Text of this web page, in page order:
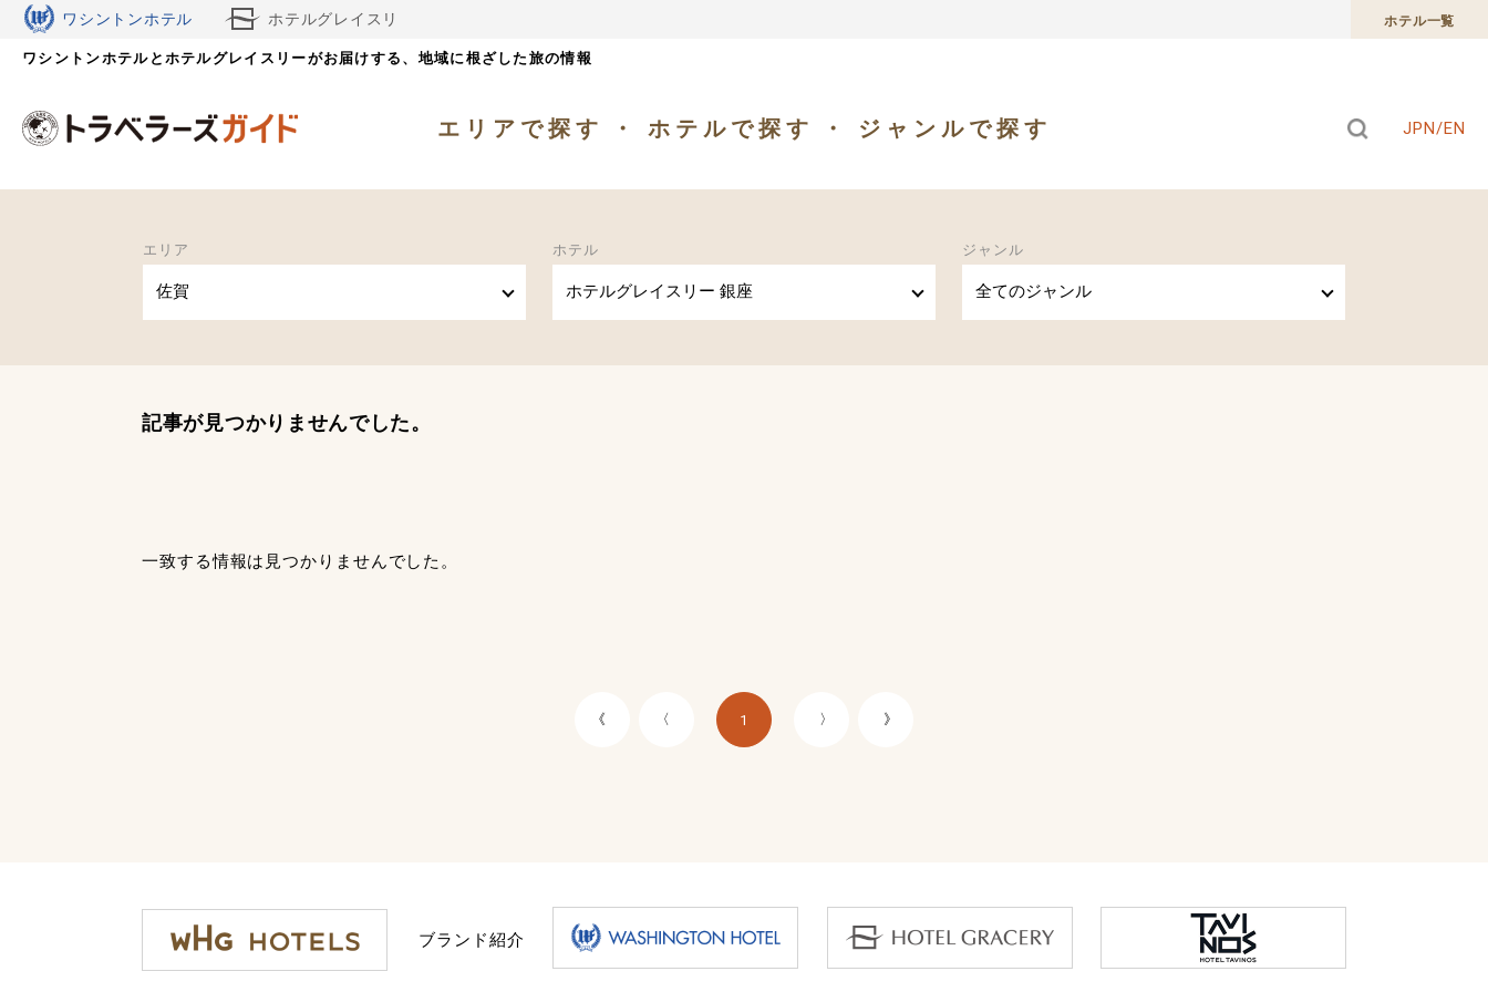
ワシントンホテル ホテルグレイスリ
ー
ホテル一覧
ワシントンホテルとホテルグレイスリーがお届けする、 地域に根ざした旅の情報
エリアで探す ホテルで探す ジャンルで探す JPN/EN
エリア
佐賀
ホテル
ホテルグレイスリー 銀座
ジャンル
全てのジャンル
記事が見つかりませんでした。
一致する情報は見つかりませんでした。
《 〈 1 〉 》
ブランド紹介